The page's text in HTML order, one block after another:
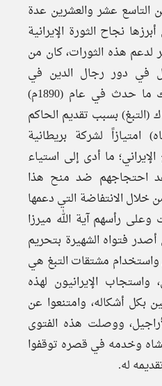
التاسع عشر والعشرين عدة
نجاح الثورة الإيرانية
لدعم هذه الثورات، كان من
في دور رجال الدين في
توجيهها ودعمها، ومن ذلك ما حدث في عام (1890م)
(التبغ) بسبب تقديم الحاكم
امتيازاً لشركة بريطانية
ما أدى إلى استياء
احتجاجهم ضد منح هذا
خلال الانتفاضة التي دعمها
رأسهم آية الله ميرزا
فتواه الشهيرة بتحريم
واستخدام مشتقات التبغ هي
واستجاب الإيرانيون لهذه
بكل أشكاله، وامتنعوا عن
ووصلت هذه الفتوى
وخدمه في قصره توقفوا
له.